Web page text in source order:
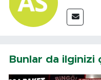
Bunlar da ilginizi